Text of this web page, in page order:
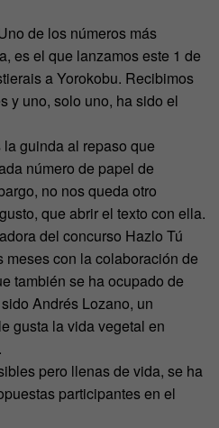
de los números más
es el que lanzamos este 1 de
a Yorokobu. Recibimos
y uno, solo uno, ha sido el
guinda al repaso que
número de papel de
no nos queda otro
que abrir el texto con ella.
del concurso Hazlo Tú
con la colaboración de
también se ha ocupado de
Andrés Lozano, un
gusta la vida vegetal en
pero llenas de vida, se ha
participantes en el